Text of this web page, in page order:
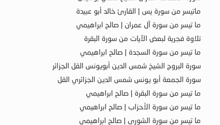
ماتيسر من سورة يس | القارئ خالد أبو عبيدة
ما تيسر من سورة آل عمران | صالح ابراهيمي
تلاوة فجرية لبعض الآيات من سورة البقرة
ما تيسر من سورة السجدة | صالح ابراهيمي
سورة البروج الشيخ شمس الدين أبويونس القل الجزائر
سورة الجمعة أبو يونس شمس الدين الجزائري القل
ما تيسر من سورة البقرة | صالح ابراهيمي
ما تيسر من سورة الأحزاب | صالح ابراهيمي
ما تيسر من سورة الشورى | صالح ابراهيمي